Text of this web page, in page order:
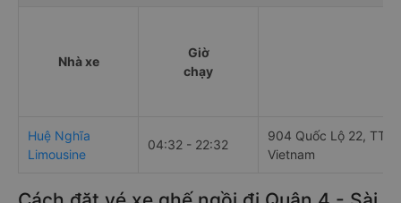
Nhà xe
Giờ
chạy
Huệ Nghĩa
Limousine
04:32 - 22:32
904 Quốc Lộ 22, TT.
Vietnam